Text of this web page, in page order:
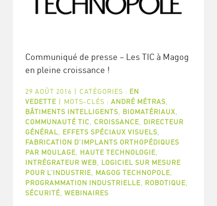
Communiqué de presse – Les TIC à Magog
en pleine croissance !
29 AOÛT 2016 | CATÉGORIES : EN
VEDETTE | MOTS-CLÉS : ANDRÉ MÉTRAS
BÂTIMENTS INTELLIGENTS
BIOMATÉRIAUX
COMMUNAUTÉ TIC
CROISSANCE, DIRECTEUR
GÉNÉRAL
EFFETS SPÉCIAUX VISUELS
FABRICATION D’IMPLANTS ORTHOPÉDIQUES
PAR MOULAGE, HAUTE TECHNOLOGIE,
INTRÉGRATEUR WEB
LOGICIEL SUR MESURE
POUR L’INDUSTRIE, MAGOG TECHNOPOLE,
PROGRAMMATION INDUSTRIELLE, ROBOTIQUE,
SÉCURITÉ, WEBINAIRES